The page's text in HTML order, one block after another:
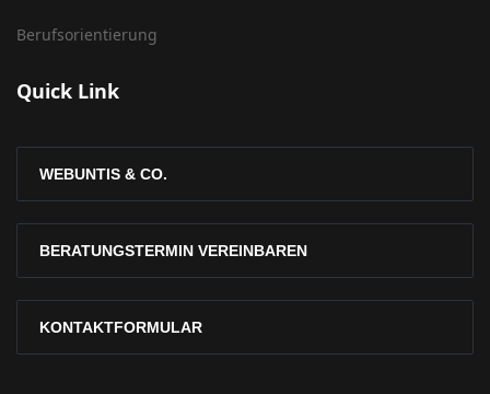
Berufsorientierung
Quick Link
WEBUNTIS & CO.
BERATUNGSTERMIN VEREINBAREN
KONTAKTFORMULAR